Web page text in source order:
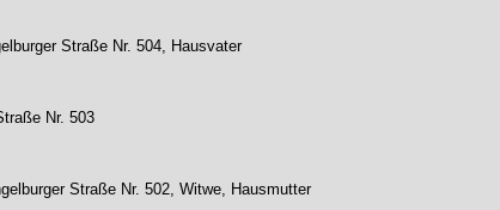
Straße Nr. 504, Hausvater
Nr. 503
Straße Nr. 502, Witwe, Hausmutter